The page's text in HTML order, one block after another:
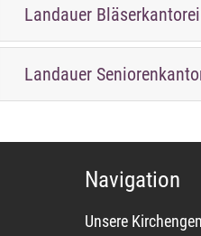
Landauer Bläserkantorei
Landauer
Navigation
Unsere